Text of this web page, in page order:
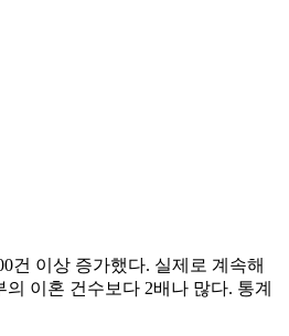
건 이상 증가했다. 실제로 계속해
이혼 건수보다 2배나 많다. 통계